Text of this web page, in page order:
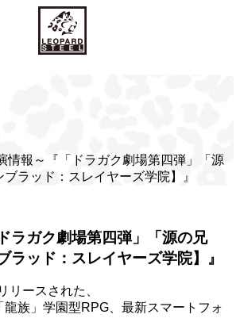
情報～『「ドラガク劇場第四弾」「源
ラッド：スレイヤーズ学院】』
ラガク劇場第四弾」「源の兄
ラッド：スレイヤーズ学院】』
リースされた、
龍族」学園型RPG、最新スマートフォ